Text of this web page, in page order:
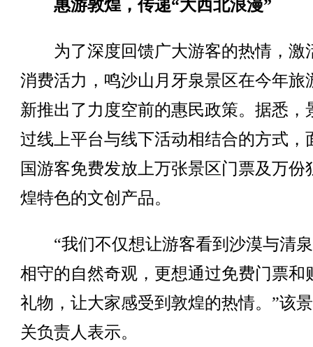
惠游敦煌，传递“大西北浪漫”
为了深度回馈广大游客的热情，激
消费活力，鸣沙山月牙泉景区在今年旅
新推出了力度空前的惠民政策。据悉，
过线上平台与线下活动相结合的方式，
国游客免费发放上万张景区门票及万份
煌特色的文创产品。
“我们不仅想让游客看到沙漠与清
相守的自然奇观，更想通过免费门票和
礼物，让大家感受到敦煌的热情。”该
关负责人表示。